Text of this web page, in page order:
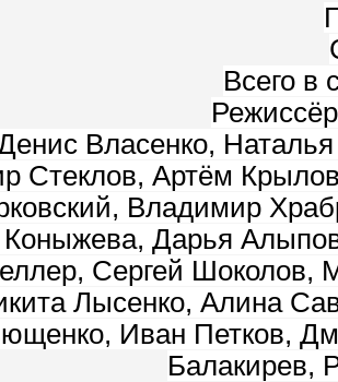
Всего в
Власенко,
Стеклов, Артём
Владимир
Дарья
Сергей Шоколов,
Лысенко, Алина
Иван Петков,
Балакирев,